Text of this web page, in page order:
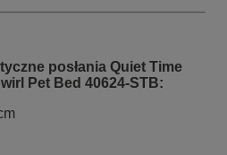
posłania Quiet Time
Pet Bed 40624-STB: